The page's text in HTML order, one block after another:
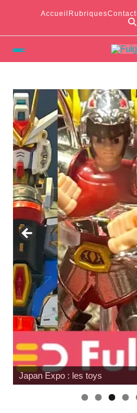
Accueil RubriquesContact
Japan Expo : les toys